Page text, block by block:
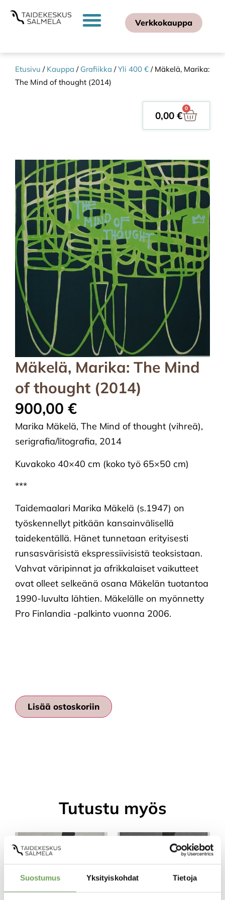
Suostumus Yksityiskohdat Tietoja
Verkkokauppa
Etusivu / Kauppa / Grafiikka /Yli 400 € / Mäkelä, Marika:
The Mind of thought (2014)
0,00 €
0
Mäkelä, Marika: The Mind
of thought (2014)
900,00 €
Marika Mäkelä, The Mind of thought (vihreä),
serigrafia/litografia, 2014
Kuvakoko 40×40 cm (koko työ 65×50 cm)
***
Taidemaalari Marika Mäkelä (s.1947) on
työskennellyt pitkään kansainvälisellä
taidekentällä. Hänet tunnetaan erityisesti
runsasvärisistä ekspressiivisistä teoksistaan.
Vahvat väripinnat ja afrikkalaiset vaikutteet
ovat olleet selkeänä osana Mäkelän tuotantoa
1990-luvulta lähtien. Mäkelälle on myönnetty
Pro Finlandia -palkinto vuonna 2006.
Lisää ostoskoriin
Tutustu myös